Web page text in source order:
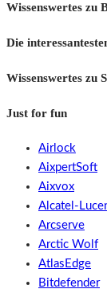
Wissenswertes zu
Die
Wissenswertes zu
Just for fun
Airlock
AixpertSoft
Aixvox
Alcatel-
Arcserve
Arctic Wolf
AtlasEdge
Bitdefender